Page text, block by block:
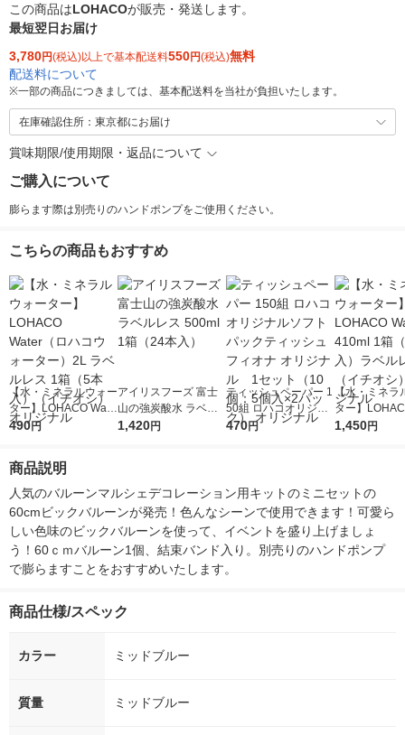
この商品はLOHACOが販売・発送します。
最短翌日お届け
3,780円(税込)以上で基本配送料550円(税込)無料
配送料について
※一部の商品につきましては、基本配送料を当社が負担いたします。
在庫確認住所：東京都にお届け
賞味期限/使用期限・返品について
ご購入について
膨らます際は別売りのハンドポンプをご使用ください。
こちらの商品もおすすめ
【水・ミネラルウォー
ター】LOHACO Wate
r（ロハコウォータ
シ） オリジナル
490円
アイリスフーズ 富士
山の強炭酸水 ラベル
レス 500ml 1箱（24
1,420円
ティッシュペーパー 1
50組 ロハコオリジナ
ルソフトパックティッ
オリジナル
470円
【水・ミネラ
ター】
r 410ml 1箱（
1,450円
商品説明
人気のバルーンマルシェデコレーション用キットのミニセットの
60cmビックバルーンが発売！色んなシーンで使用できます！可愛ら
しい色味のビックバルーンを使って、イベントを盛り上げましょ
う！60ｃｍバルーン1個、結束バンド入り。別売りのハンドポンプ
で膨らますことをおすすめいたします。
商品仕様/スペック
カラー ミッドブルー
質量 ミッドブルー